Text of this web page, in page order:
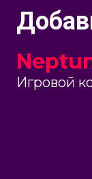
Игровой